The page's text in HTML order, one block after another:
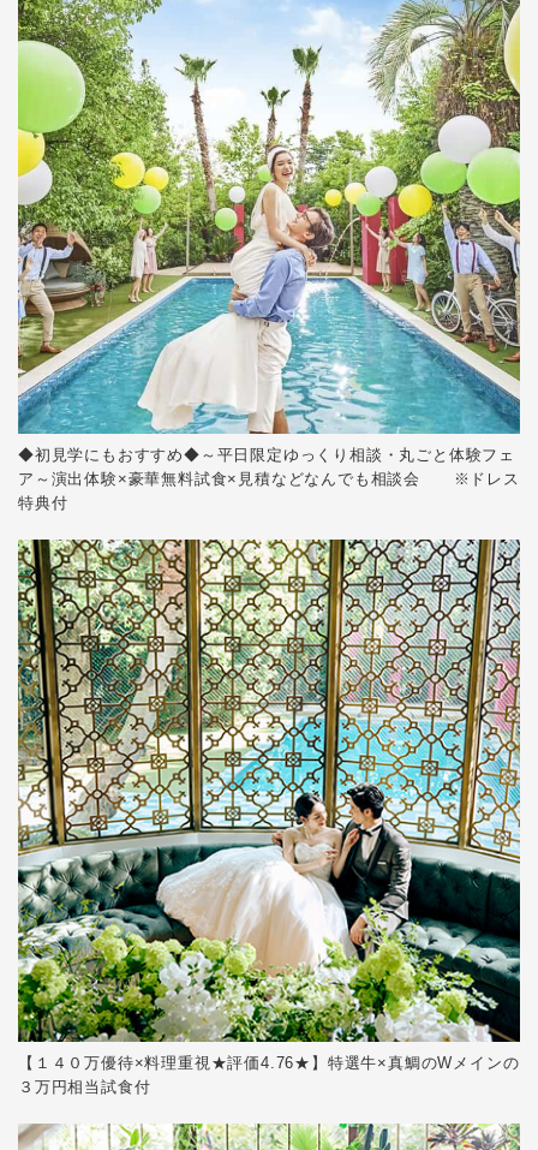
◆初見学にもおすすめ◆～平日限定ゆっくり相談・丸ごと体験フェ
ア～演出体験×豪華無料試食×見積などなんでも相談会 ※ドレス
特典付
【１４０万優待×料理重視★評価4.76★】特選牛×真鯛のWメインの
３万円相当試食付